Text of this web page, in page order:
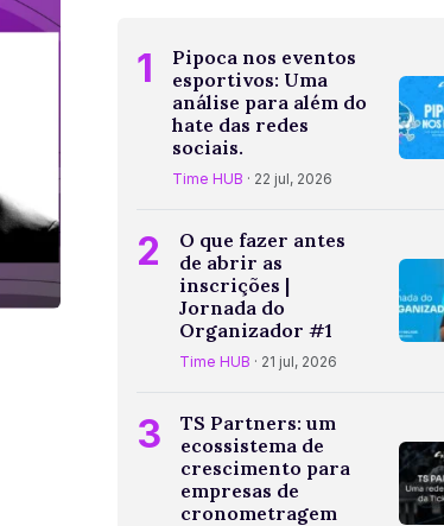
1
Pipoca nos eventos
esportivos: Uma
análise para além do
hate das redes
sociais.
Time HUB · 22 jul, 2026
2
O que fazer antes
de abrir as
inscrições |
Jornada do
Organizador #1
Time HUB · 21 jul, 2026
3
TS Partners: um
ecossistema de
crescimento para
empresas de
cronometragem